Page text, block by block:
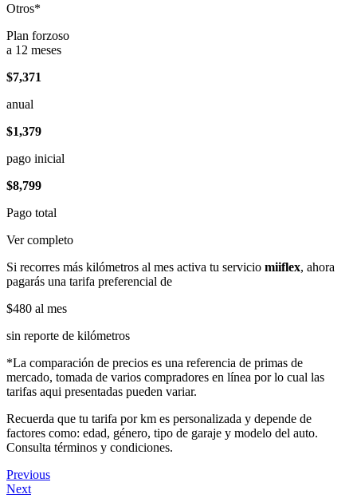
Otros*
Plan forzoso
a 12 meses
$7,371
anual
$1,379
pago inicial
$8,799
Pago total
Ver completo
Si recorres más kilómetros al mes activa tu servicio miiflex, ahora
pagarás una tarifa preferencial de
$480 al mes
sin reporte de kilómetros
*La comparación de precios es una referencia de primas de
mercado, tomada de varios compradores en línea por lo cual las
tarifas aqui presentadas pueden variar.
Recuerda que tu tarifa por km es personalizada y depende de
factores como: edad, género, tipo de garaje y modelo del auto.
Consulta términos y condiciones.
Previous
Next